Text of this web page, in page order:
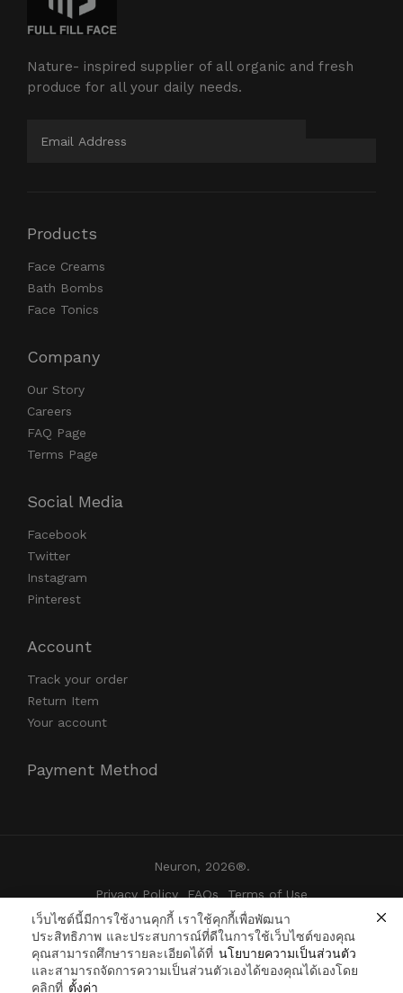
Nature- inspired supplier of all organic and fresh
produce for all your daily needs.
Products
Face Creams
Bath Bombs
Face Tonics
Company
Our Story
Careers
FAQ Page
Terms Page
Social Media
Facebook
Twitter
Instagram
Pinterest
Account
Track your order
Return Item
Your account
Payment Method
Neuron, 2026®.
Privacy Policy
FAQs
Terms of Use
เว็บไซต์นี้มีการใช้งานคุกกี้ เราใช้คุกกี้เพื่อพัฒนา
ประสิทธิภาพ และประสบการณ์ที่ดีในการใช้เว็บไซต์ของคุณ
คุณสามารถศึกษารายละเอียดได้ที่ นโยบายความเป็นส่วนตัว
และสามารถจัดการความเป็นส่วนตัวเองได้ของคุณได้เองโดย
คลิกที่ ตั้งค่า